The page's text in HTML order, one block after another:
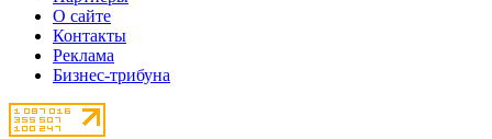
О сайте
Контакты
Реклама
Бизнес-трибуна